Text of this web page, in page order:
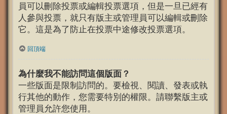
員可以刪除投票或編輯投票選項，但是一旦已經有
人參與投票，就只有版主或管理員可以編輯或刪除
它。這是為了防止在投票中途修改投票選項。
回頂端
為什麼我不能訪問這個版面？
一些版面是限制訪問的。要檢視、閱讀、發表或執
行其他的動作，您需要特別的權限。請聯繫版主或
管理員允許您使用。